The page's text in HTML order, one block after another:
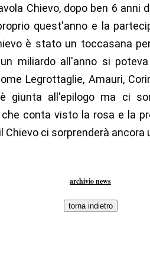
Chievo, dopo ben 6 anni
quest'anno e la
è stato un toccasana
miliardo all'anno si
Legrottaglie, Amauri,
giunta all'epilogo ma ci
conta visto la rosa e la
Chievo ci sorprenderà
archivio news